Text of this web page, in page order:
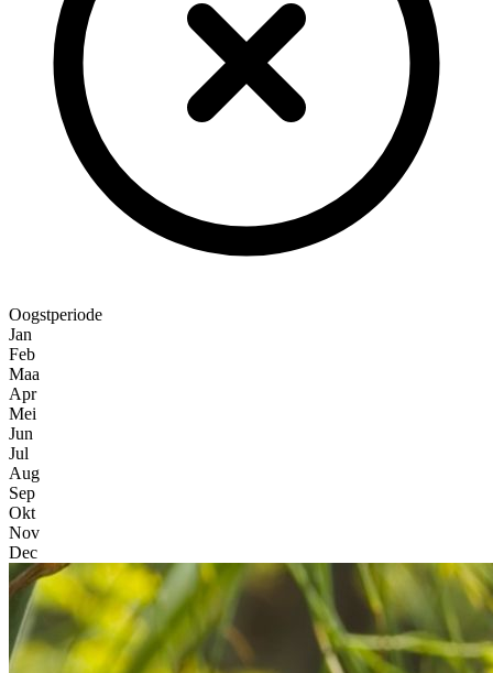
Oogstperiode
Jan
Feb
Maa
Apr
Mei
Jun
Jul
Aug
Sep
Okt
Nov
Dec